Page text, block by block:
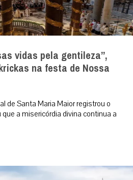
vidas pela gentileza”,
na festa de Nossa
de Santa Maria Maior registrou o
a misericórdia divina continua a